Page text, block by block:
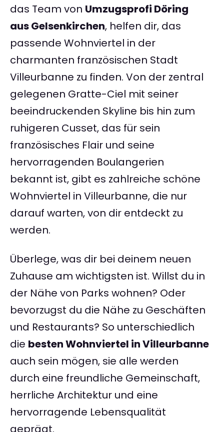
das Team von Umzugsprofi Döring
aus Gelsenkirchen, helfen dir, das
passende Wohnviertel in der
charmanten französischen Stadt
Villeurbanne zu finden. Von der zentral
gelegenen Gratte-Ciel mit seiner
beeindruckenden Skyline bis hin zum
ruhigeren Cusset, das für sein
französisches Flair und seine
hervorragenden Boulangerien
bekannt ist, gibt es zahlreiche schöne
Wohnviertel in Villeurbanne, die nur
darauf warten, von dir entdeckt zu
werden.
Überlege, was dir bei deinem neuen
Zuhause am wichtigsten ist. Willst du in
der Nähe von Parks wohnen? Oder
bevorzugst du die Nähe zu Geschäften
und Restaurants? So unterschiedlich
die besten Wohnviertel in Villeurbanne
auch sein mögen, sie alle werden
durch eine freundliche Gemeinschaft,
herrliche Architektur und eine
hervorragende Lebensqualität